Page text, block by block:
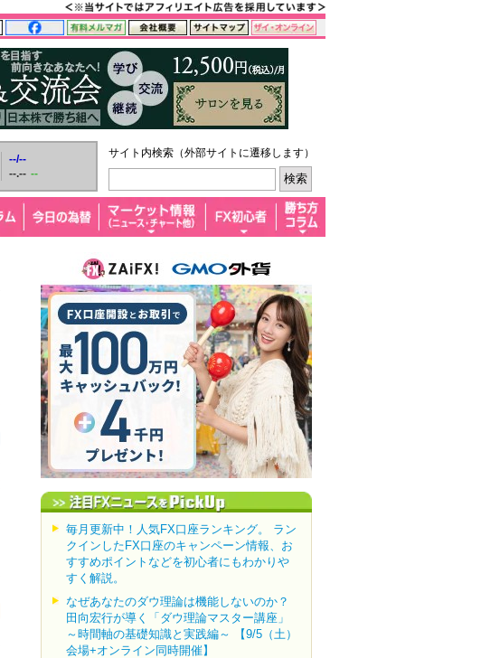
--/--
--.-- --
サイト内検索（外部サイトに遷移します）
毎月更新中！人気FX口座ランキング。 ラン
クインしたFX口座のキャンペーン情報、お
すすめポイントなどを初心者にもわかりや
すく解説。
なぜあなたのダウ理論は機能しないのか？
田向宏行が導く「ダウ理論マスター講座」
～時間軸の基礎知識と実践編～ 【9/5（土）
会場+オンライン同時開催】